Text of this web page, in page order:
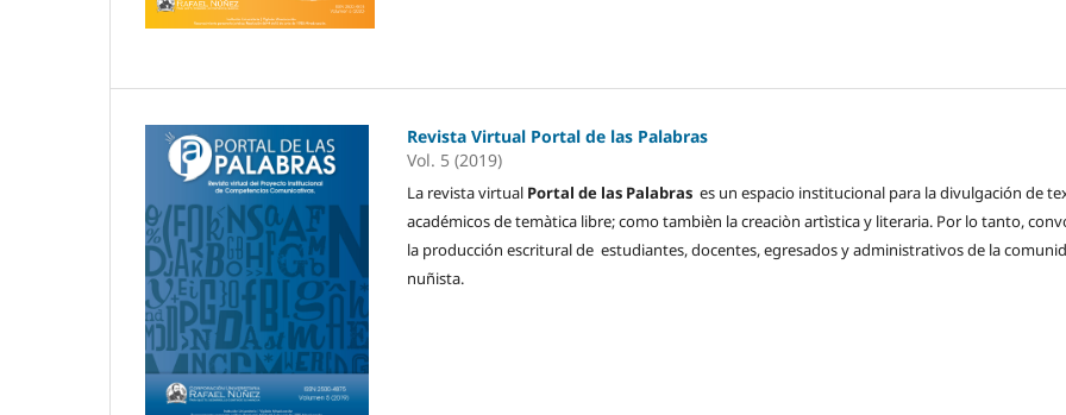
Revista Virtual Portal de las Palabras
Vol. 5 (2019)
La revista virtual Portal de las Palabras es un espacio institucional para la divulgación de
académicos de temàtica libre; como tambièn la creaciòn artìstica y literaria. Por lo tanto,
la producción escritural de estudiantes, docentes, egresados y administrativos de la
nuñista.